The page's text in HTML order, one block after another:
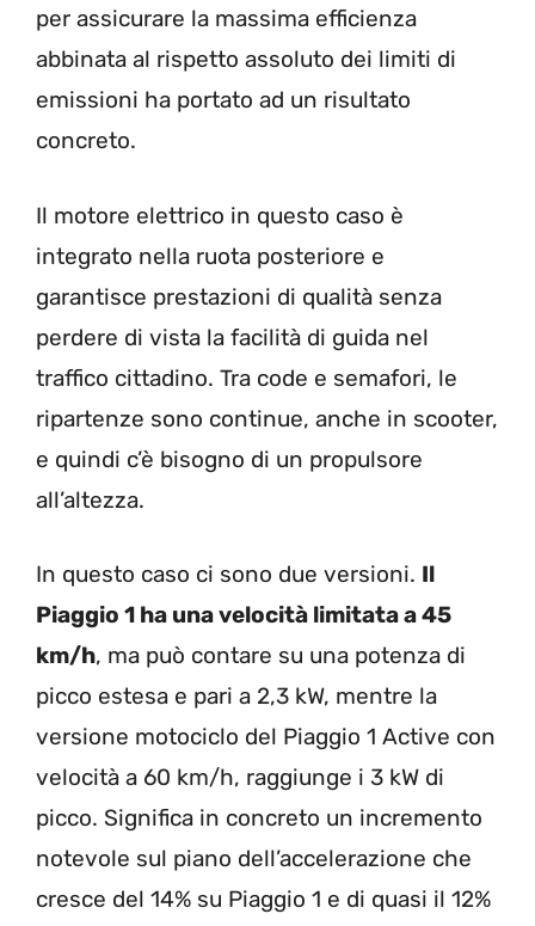
per assicurare la massima efficienza
abbinata al rispetto assoluto dei limiti di
emissioni ha portato ad un risultato
concreto.
Il motore elettrico in questo caso è
integrato nella ruota posteriore e
garantisce prestazioni di qualità senza
perdere di vista la facilità di guida nel
traffico cittadino. Tra code e semafori, le
ripartenze sono continue, anche in scooter,
e quindi c’è bisogno di un propulsore
all’altezza.
In questo caso ci sono due versioni. Il
Piaggio 1 ha una velocità limitata a 45
km/h, ma può contare su una potenza di
picco estesa e pari a 2,3 kW, mentre la
versione motociclo del Piaggio 1 Active con
velocità a 60 km/h, raggiunge i 3 kW di
picco. Significa in concreto un incremento
notevole sul piano dell’accelerazione che
cresce del 14% su Piaggio 1 e di quasi il 12%